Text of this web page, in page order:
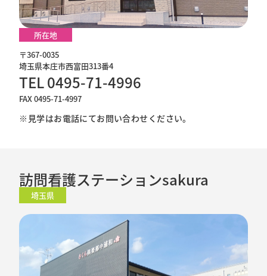
所在地
〒367-0035
埼玉県本庄市西富田313番4
TEL 0495-71-4996
FAX 0495-71-4997
※見学はお電話にてお問い合わせください。
訪問看護ステーションsakura
埼玉県